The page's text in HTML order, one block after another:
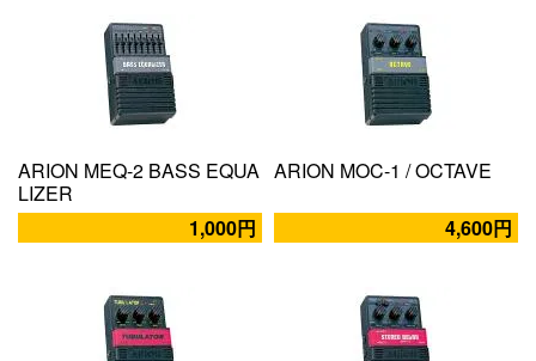
ARION MEQ-2 BASS EQUA
LIZER
1,000円
ARION MOC-1 / OCTAVE
4,600円